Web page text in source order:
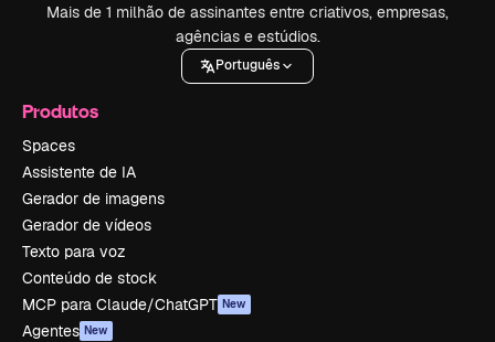
Mais de 1 milhão de assinantes entre criativos, empresas,
agências e estúdios.
Português
Produtos
Spaces
Assistente de IA
Gerador de imagens
Gerador de vídeos
Texto para voz
Conteúdo de stock
MCP para Claude/ChatGPT New
Agentes New